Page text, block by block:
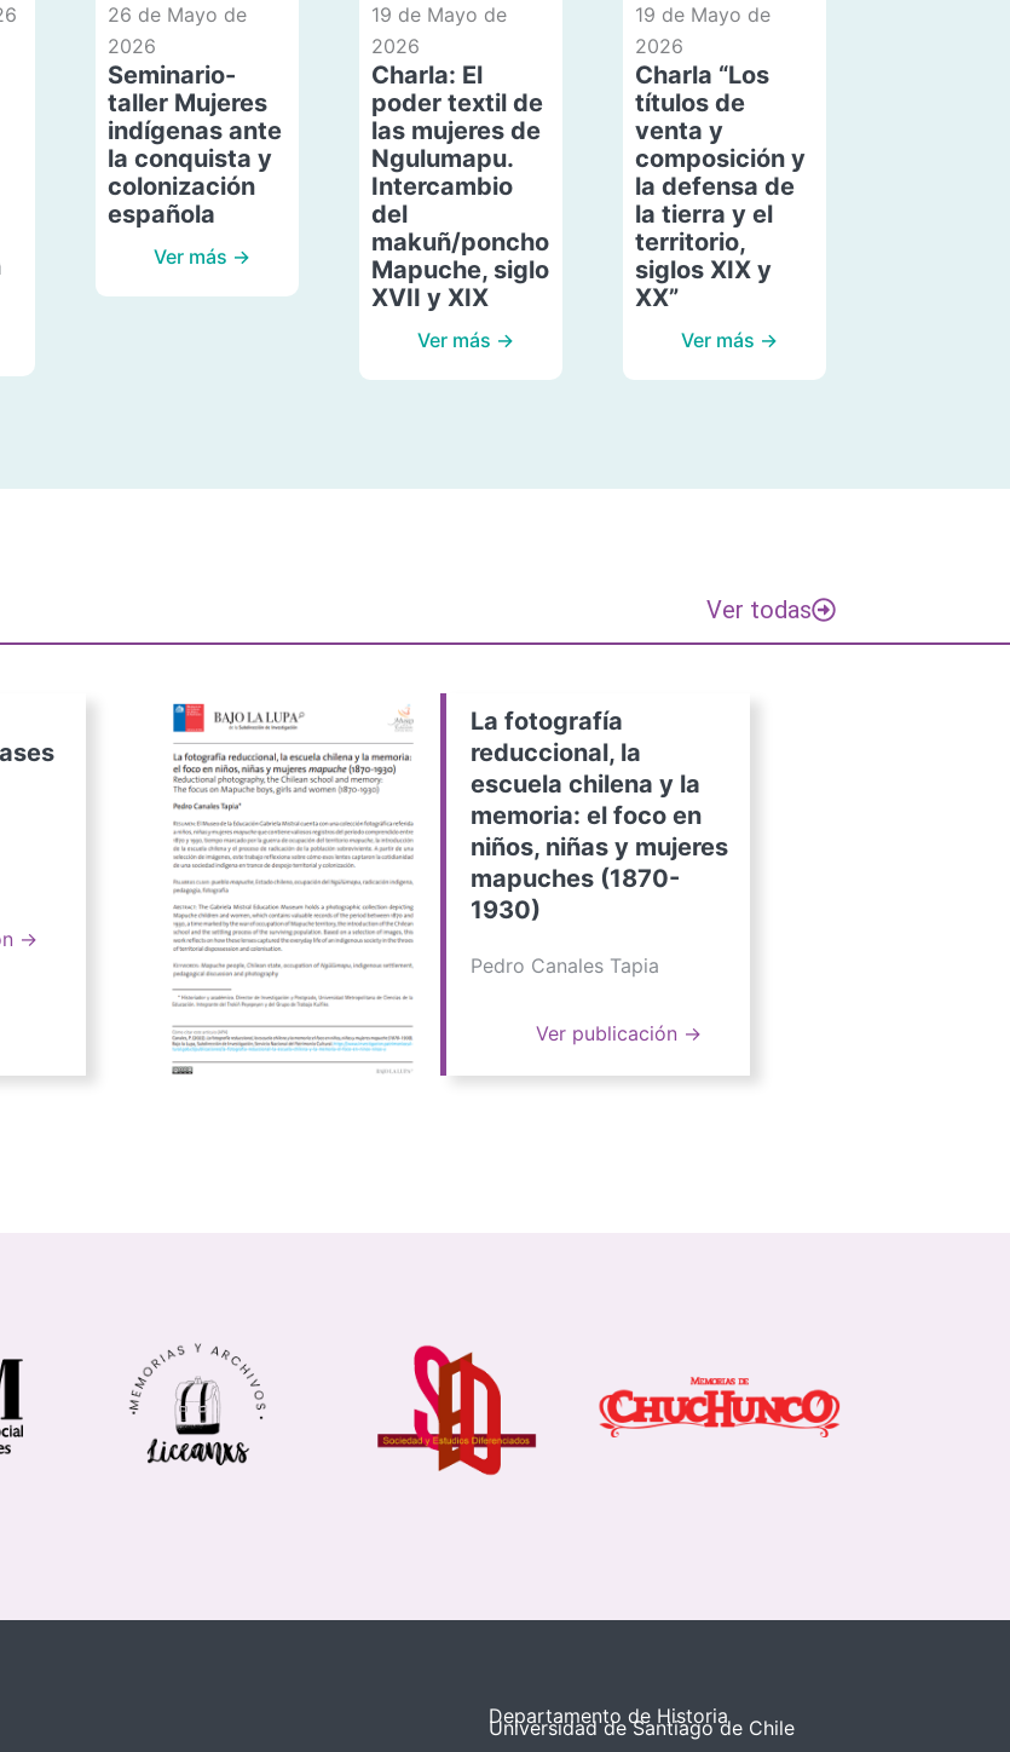
26 de Mayo de
2026
Seminario-
taller Mujeres
indígenas ante
la conquista y
colonización
española
Ver más →
19 de Mayo de
2026
Charla: El
poder textil de
las mujeres de
Ngulumapu.
Intercambio
del
makuñ/poncho
Mapuche, siglo
XVII y XIX
Ver más →
19 de Mayo de
2026
Charla “Los
títulos de
venta y
composición y
la defensa de
la tierra y el
territorio,
siglos XIX y
XX”
Ver más →
Ver todas
→
La fotografía
reduccional, la
escuela chilena y la
memoria: el foco en
niños, niñas y mujeres
mapuches (1870-
1930)
Pedro Canales Tapia
Ver publicación →
Departamento de Historia
Universidad de Santiago de Chile